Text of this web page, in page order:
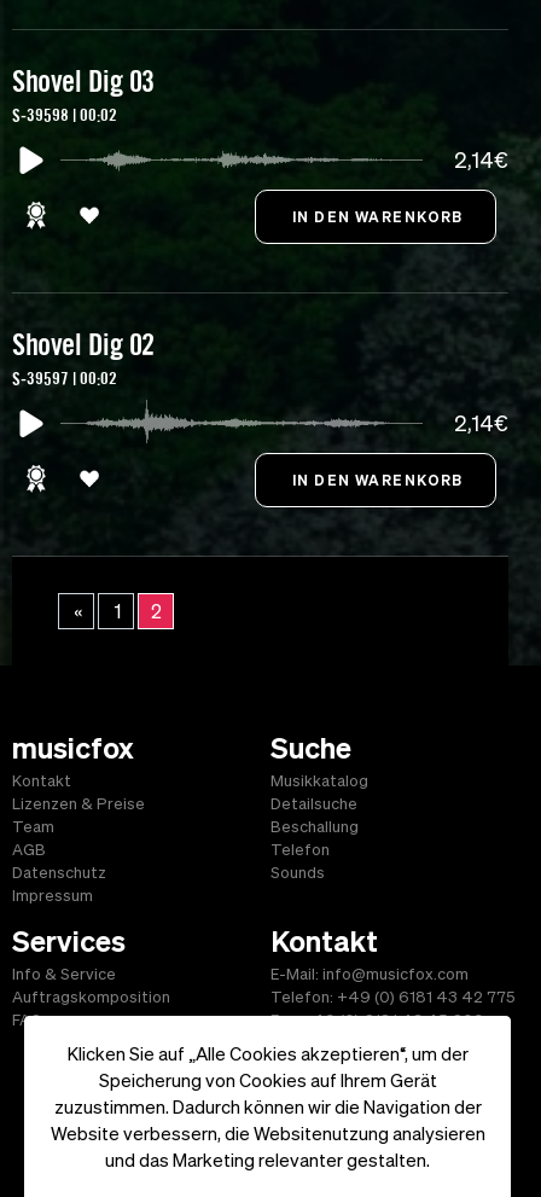
Klicken Sie auf „Alle Cookies akzeptieren“, um der
Speicherung von Cookies auf Ihrem Gerät
zuzustimmen. Dadurch können wir die Navigation der
Website verbessern, die Websitenutzung analysieren
und das Marketing relevanter gestalten.
Shovel Dig 03
S-39598 | 00:02
2,14€
Shovel Dig 02
S-39597 | 00:02
2,14€
« 1 2
musicfox
Kontakt
Lizenzen & Preise
Team
AGB
Datenschutz
Impressum
Suche
Musikkatalog
Detailsuche
Beschallung
Telefon
Sounds
Services
Info & Service
Auftragskomposition
FAQ
Kontakt
E-Mail: info@musicfox.com
Telefon: +49 (0) 6181 43 42 775
Fax: +49 (0) 6181 43 45 609
Start|Informationen|AGB|Kontakt
Copyright ©2026 musicfox.com - Gemafreie Musik. All Rights